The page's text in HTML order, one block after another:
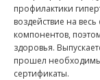
профилактики
воздействие на
компонентов,
здоровья.
прошел
сертификаты.